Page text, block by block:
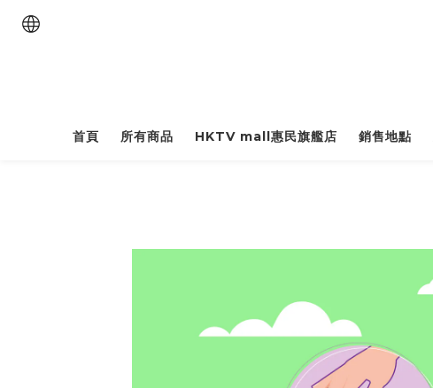
首頁 所有商品 HKTV mall惠民旗艦店 銷售地點